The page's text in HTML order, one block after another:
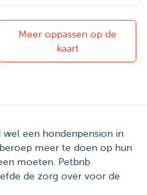
Meer oppassen op de
kaart
wel een hondenpension in
meer te doen op hun
moeten. Petbnb
de zorg over voor de